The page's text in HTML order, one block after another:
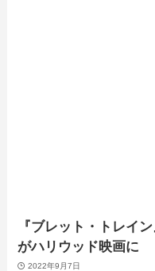
『ブレット・トレイ
がハリウッド映画に
2022年9月7日